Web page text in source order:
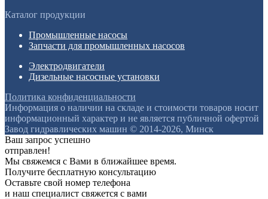
Каталог продукции
Промышленные насосы
Запчасти для промышленных насосов
Электродвигатели
Дизельные насосные установки
Политика конфиденциальности
Информация о наличии на складе и стоимости товаров носит
информационный характер и не является публичной офертой
Завод гидравлических машин © 2014-2026, Минск
Ваш запрос успешно
отправлен!
Мы свяжемся с Вами в ближайшее время.
Получите бесплатную консультацию
Оставьте свой номер телефона
и наш специалист свяжется с вами